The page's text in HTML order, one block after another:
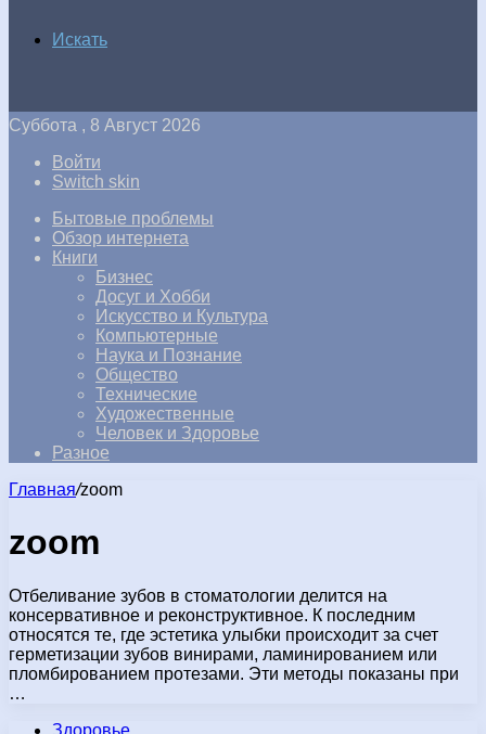
Искать
Суббота , 8 Август 2026
Войти
Switch skin
Бытовые проблемы
Обзор интернета
Книги
Бизнес
Досуг и Хобби
Искусство и Культура
Компьютерные
Наука и Познание
Общество
Технические
Художественные
Человек и Здоровье
Разное
Главная/zoom
zoom
Отбеливание зубов в стоматологии делится на
консервативное и реконструктивное. К последним
относятся те, где эстетика улыбки происходит за счет
герметизации зубов винирами, ламинированием или
пломбированием протезами. Эти методы показаны при
…
Здоровье